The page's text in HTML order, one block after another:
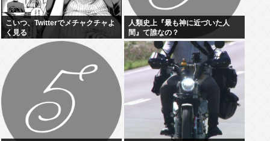
こいつ、Twitterでメチャクチャよ
く見る
人類史上『最も神に近づいた人
間』て誰なの？